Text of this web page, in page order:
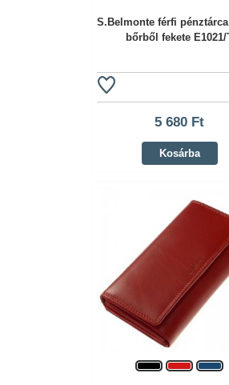
S.Belmonte férfi
bőrből fekete E1021/
5 680 Ft
Kosárba